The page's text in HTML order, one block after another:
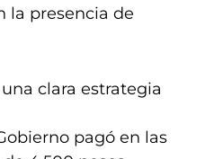
la presencia de
clara estrategia
pagó en las